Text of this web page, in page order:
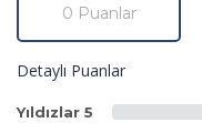
0 Puanlar
Detaylı Puanlar
Yıldızlar 5